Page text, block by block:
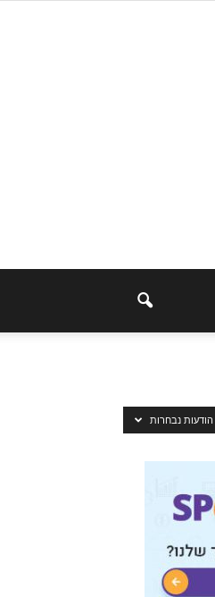
הודעות נבחרות